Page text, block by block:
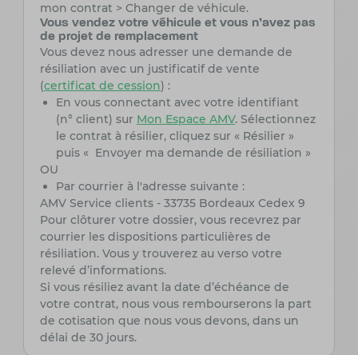
mon contrat > Changer de véhicule.
Vous vendez votre véhicule et vous n'avez pas
de projet de remplacement
Vous devez nous adresser une demande de
résiliation avec un justificatif de vente
(certificat de cession) :
En vous connectant avec votre identifiant
(n° client) sur Mon Espace AMV. Sélectionnez
le contrat à résilier, cliquez sur « Résilier »
puis « Envoyer ma demande de résiliation »
OU
Par courrier à l'adresse suivante :
AMV Service clients - 33735 Bordeaux Cedex 9
Pour clôturer votre dossier, vous recevrez par
courrier les dispositions particulières de
résiliation. Vous y trouverez au verso votre
relevé d’informations.
Si vous résiliez avant la date d’échéance de
votre contrat, nous vous rembourserons la part
de cotisation que nous vous devons, dans un
délai de 30 jours.